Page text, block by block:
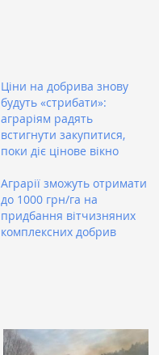
Ціни на добрива знову
будуть «стрибати»:
аграріям радять
встигнути закупитися,
поки діє цінове вікно
Аграрії зможуть отримати
до 1000 грн/га на
придбання вітчизняних
комплексних добрив